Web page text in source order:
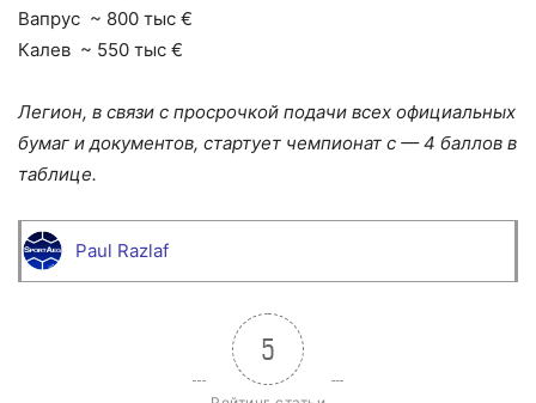
Вапрус ~ 800 тыс €
Калев ~ 550 тыс €
Легион, в связи с просрочкой подачи всех официальных
бумаг и документов, стартует чемпионат с — 4 баллов в
таблице.
Paul Razlaf
5